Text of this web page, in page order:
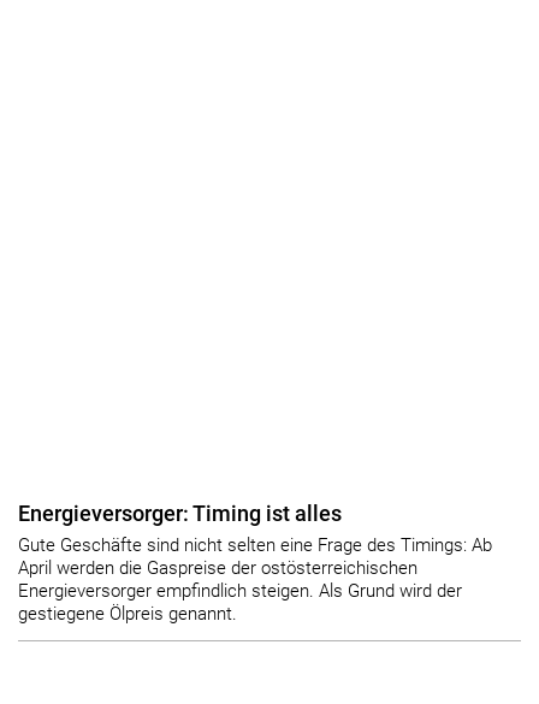
Energieversorger: Timing ist alles
Gute Geschäfte sind nicht selten eine Frage des Timings: Ab
April werden die Gaspreise der ostösterreichischen
Energieversorger empfindlich steigen. Als Grund wird der
gestiegene Ölpreis genannt.